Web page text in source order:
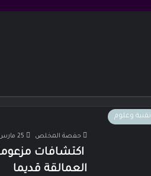
تقنية وعلوم
حفصة المخلص 25 مارس، 2022
اكتشافات
العمالقة قديما